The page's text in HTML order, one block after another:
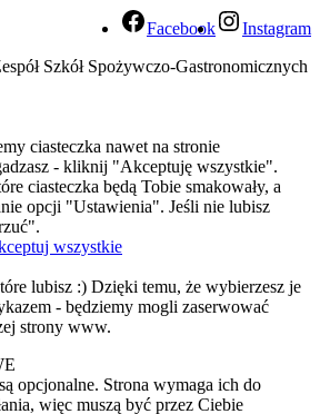
Facebook
Instagram
Szkół Spożywczo-Gastronomicznych
ciasteczka nawet na stronie
- kliknij "Akceptuję wszystkie".
ciasteczka będą Tobie smakowały, a
opcji "Ustawienia". Jeśli nie lubisz
wszystkie
lubisz :) Dzięki temu, że wybierzesz je
- będziemy mogli zaserwować
strony www.
opcjonalne. Strona wymaga ich do
więc muszą być przez Ciebie